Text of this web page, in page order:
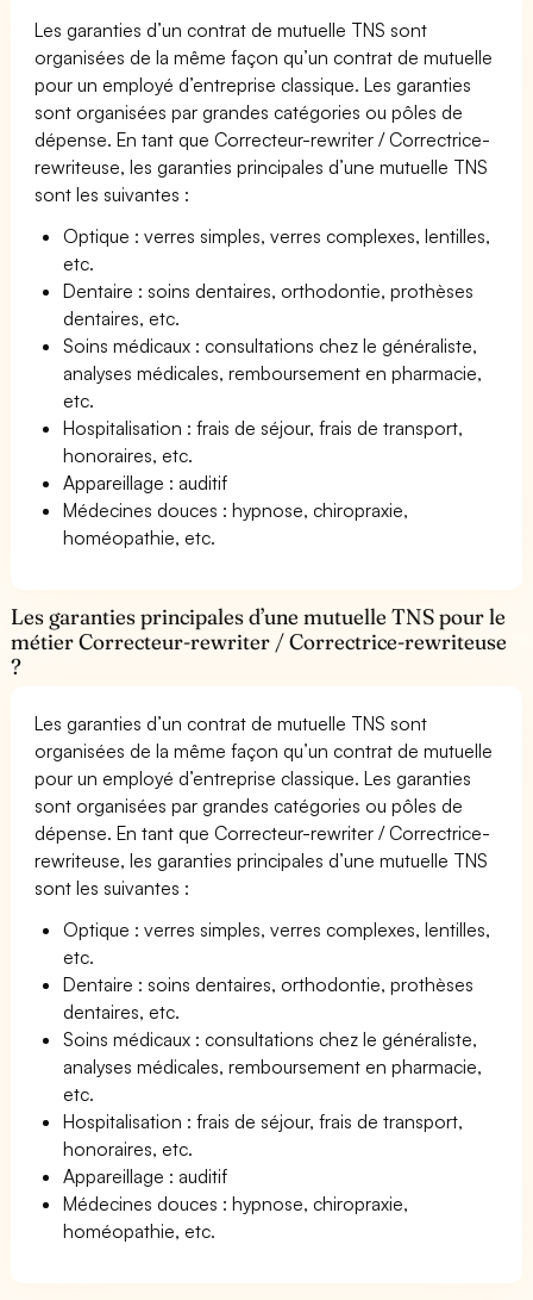
Les garanties d’un contrat de mutuelle TNS sont
organisées de la même façon qu’un contrat de mutuelle
pour un employé d’entreprise classique. Les garanties
sont organisées par grandes catégories ou pôles de
dépense. En tant que Correcteur-rewriter / Correctrice-
rewriteuse, les garanties principales d’une mutuelle TNS
sont les suivantes :
Optique : verres simples, verres complexes, lentilles,
etc.
Dentaire : soins dentaires, orthodontie, prothèses
dentaires, etc.
Soins médicaux : consultations chez le généraliste,
analyses médicales, remboursement en pharmacie,
etc.
Hospitalisation : frais de séjour, frais de transport,
honoraires, etc.
Appareillage : auditif
Médecines douces : hypnose, chiropraxie,
homéopathie, etc.
Les garanties principales d’une mutuelle TNS pour le
métier Correcteur-rewriter / Correctrice-rewriteuse
?
Les garanties d’un contrat de mutuelle TNS sont
organisées de la même façon qu’un contrat de mutuelle
pour un employé d’entreprise classique. Les garanties
sont organisées par grandes catégories ou pôles de
dépense. En tant que Correcteur-rewriter / Correctrice-
rewriteuse, les garanties principales d’une mutuelle TNS
sont les suivantes :
Optique : verres simples, verres complexes, lentilles,
etc.
Dentaire : soins dentaires, orthodontie, prothèses
dentaires, etc.
Soins médicaux : consultations chez le généraliste,
analyses médicales, remboursement en pharmacie,
etc.
Hospitalisation : frais de séjour, frais de transport,
honoraires, etc.
Appareillage : auditif
Médecines douces : hypnose, chiropraxie,
homéopathie, etc.